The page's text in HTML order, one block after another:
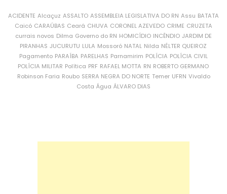
ACIDENTE Alcaçuz ASSALTO ASSEMBLEIA LEGISLATIVA DO RN Assu BATATA
Caicó CARAÚBAS Ceará CHUVA CORONEL AZEVEDO CRIME CRUZETA
currais novos Dilma Governo do RN HOMICÍDIO INCÊNDIO JARDIM DE
PIRANHAS JUCURUTU LULA Mossoró NATAL Nilda NÉLTER QUEIROZ
Pagamento PARAÍBA PARELHAS Parnamirim POLÍCIA POLÍCIA CIVIL
POLÍCIA MILITAR Política PRF RAFAEL MOTTA RN ROBERTO GERMANO
Robinson Faria Roubo SERRA NEGRA DO NORTE Temer UFRN Vivaldo
Costa Água ÁLVARO DIAS